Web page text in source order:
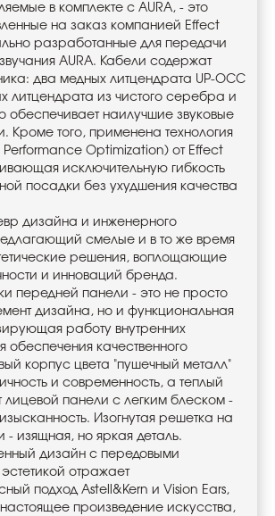
в комплекте с AURA, - это
на заказ компанией Effect
разработанные для передачи
AURA. Кабели содержат
два медных литцендрата UP-OCC
литцендрата из чистого серебра и
обеспечивает наилучшие звуковые
Кроме того, применена технология
Performance Optimization) от Effect
исключительную гибкость
посадки без ухудшения качества
дизайна и инженерного
смелые и в то же время
решения, воплощающие
и инноваций бренда.
передней панели - это не просто
дизайна, но и функциональная
работу внутренних
обеспечения качественного
корпус цвета "пушечный металл"
и современность, а теплый
лицевой панели с легким блеском -
Изогнутая решетка на
- изящная, но яркая деталь.
дизайн с передовыми
отражает
подход Astell&Kern и Vision Ears,
произведение искусства,